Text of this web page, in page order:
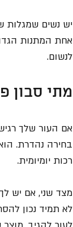
יש נשים שמגלות
אחת המתנות
לנשום.
מתי סבון
אם העור שלך רגיש
בחירה נהדרת.
רכות יומיומית.
מצד שני, אם יש
לא תמיד נכון